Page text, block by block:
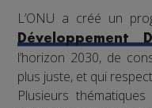
L’ONU a créé un
Développement
l’horizon 2030, de
plus juste, et qui
Plusieurs